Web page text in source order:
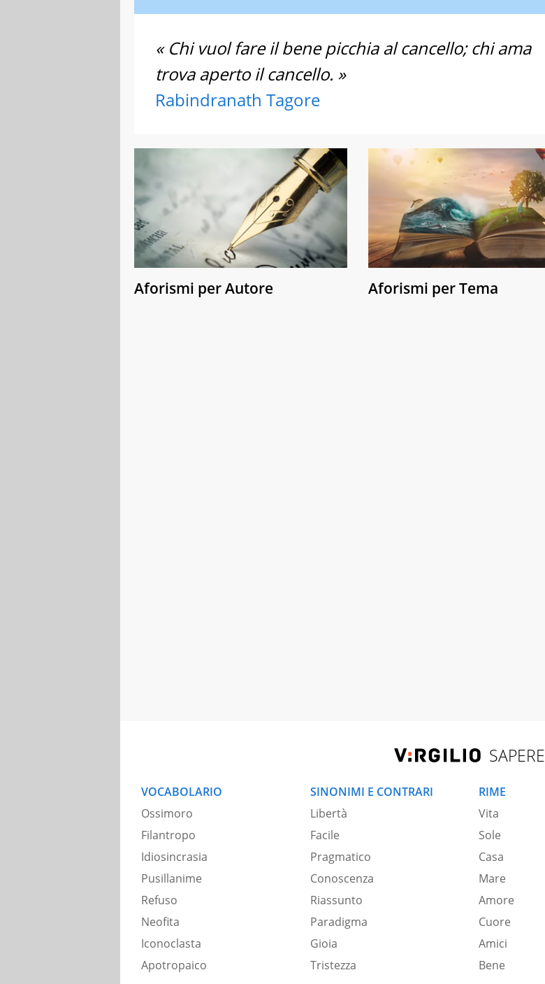
« Chi vuol fare il bene picchia al cancello; chi ama
trova aperto il cancello. »
Rabindranath Tagore
Aforismi per Autore Aforismi per Tema
SAPERE
VOCABOLARIO
Ossimoro
Filantropo
Idiosincrasia
Pusillanime
Refuso
Neofita
Iconoclasta
Apotropaico
SINONIMI E CONTRARI
Libertà
Facile
Pragmatico
Conoscenza
Riassunto
Paradigma
Gioia
Tristezza
RIME
Vita
Sole
Casa
Mare
Amore
Cuore
Amici
Bene